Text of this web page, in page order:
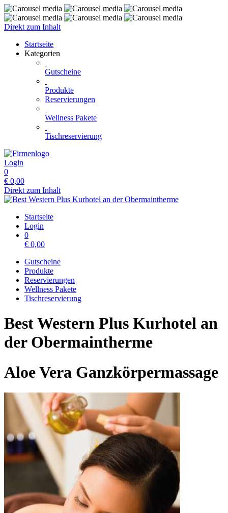
Direkt zum Inhalt
Startseite
Kategorien
Gutscheine
Produkte
Reservierungen
Wellness Pakete
Tischreservierung
Login
0
€ 0,00
Direkt zum Inhalt
Startseite
Login
0
€ 0,00
Gutscheine
Produkte
Reservierungen
Wellness Pakete
Tischreservierung
Best Western Plus Kurhotel an
der Obermaintherme
Aloe Vera Ganzkörpermassage